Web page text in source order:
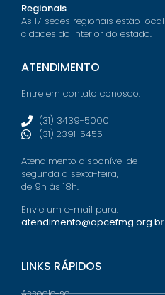
Regionais
As 17 sedes regionais estão
cidades do interior do estado.
ATENDIMENTO
Entre em contato conosco:
(31) 3439-5000
(31) 2391-5455
Atendimento disponível de
segunda a sexta-feira,
de 9h às 18h.
Envie um e-mail para:
atendimento@apcefmg.org.br
LINKS RÁPIDOS